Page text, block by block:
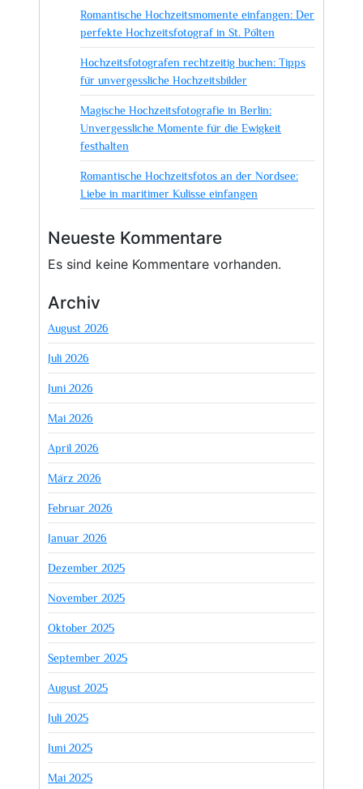
Romantische Hochzeitsmomente einfangen: Der
perfekte Hochzeitsfotograf in St. Pölten
Hochzeitsfotografen rechtzeitig buchen: Tipps
für unvergessliche Hochzeitsbilder
Magische Hochzeitsfotografie in Berlin:
Unvergessliche Momente für die Ewigkeit
festhalten
Romantische Hochzeitsfotos an der Nordsee:
Liebe in maritimer Kulisse einfangen
Neueste Kommentare
Es sind keine Kommentare vorhanden.
Archiv
August 2026
Juli 2026
Juni 2026
Mai 2026
April 2026
März 2026
Februar 2026
Januar 2026
Dezember 2025
November 2025
Oktober 2025
September 2025
August 2025
Juli 2025
Juni 2025
Mai 2025